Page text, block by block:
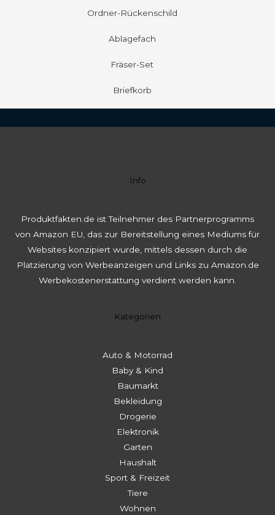
Ordner-Rückenschild
Ablagefach
Fräser-Set
Briefkorb
Info
Produktfakten.de ist Teilnehmer des Partnerprogramms
von Amazon EU, das zur Bereitstellung eines Mediums für
Websites konzipiert wurde, mittels dessen durch die
Platzierung von Werbeanzeigen und Links zu Amazon.de
Werbekostenerstattung verdient werden kann.
Kategorien
Auto & Motorrad
Baby & Kind
Baumarkt
Bekleidung
Drogerie
Elektronik
Garten
Haushalt
Sport & Freizeit
Tiere
Wohnen